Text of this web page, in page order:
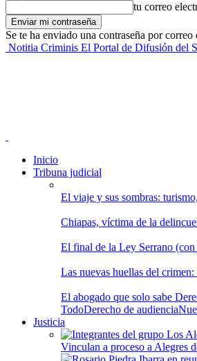
tu correo
Se te ha enviado una contraseña por correo
Notitia Criminis El Portal de Difusión del
Inicio
Tribuna judicial
El viaje y sus sombras:
Chiapas, víctima de la
El final de la Ley Serrano
Las nuevas huellas del
El abogado que solo sabe
TodoDerecho de audiencia
Justicia
Vinculan a proceso a Alegres